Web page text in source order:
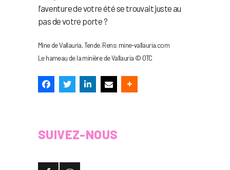
l’aventure de votre été se trouvait juste au
pas de votre porte ?
Mine de Vallauria, Tende. Rens: mine-vallauria.com
Le hameau de la minière de Vallauria © OTC
SUIVEZ-NOUS